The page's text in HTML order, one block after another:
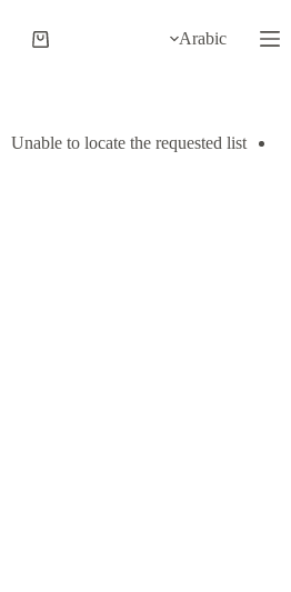
إلى
المحتوى
Arabic
عربة
Unable to locate the requested list